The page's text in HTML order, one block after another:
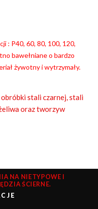
: P40, 60, 80, 100, 120,
bawełniane o bardzo
żywotny i wytrzymały.
stali czarnej, stali
oraz tworzyw
NA NIETYPOWE I
ŚCIERNE.